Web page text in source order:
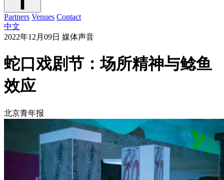
Partners Venues Contact
中文
2022年12月09日 媒体声音
蛇口戏剧节：场所精神与鲶鱼
效应
北京青年报